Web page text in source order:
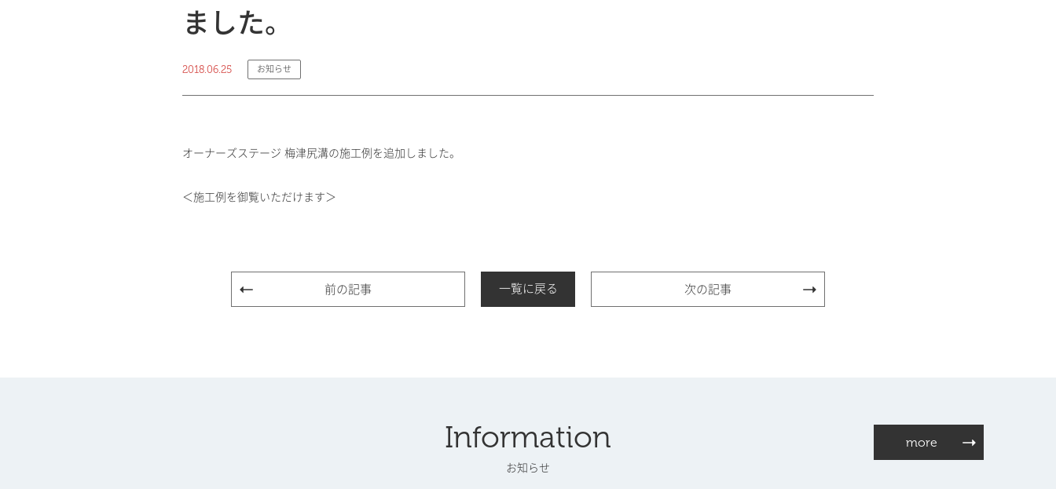
ました。
2018.06.25 お知らせ
オーナーズステージ 梅津尻溝の施工例を追加しました。
＜施工例を御覧いただけます＞
前の記事 一覧に戻る 次の記事
Information
お知らせ
more